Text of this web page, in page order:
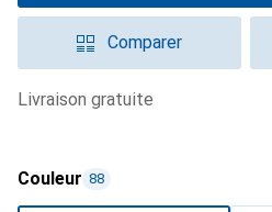
Comparer
livraison gratuite
Couleur 88